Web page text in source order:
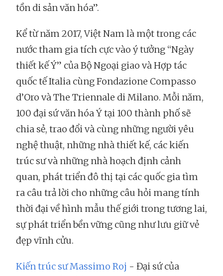
tồn di sản văn hóa”.
Kể từ năm 2017, Việt Nam là một trong các
nước tham gia tích cực vào ý tưởng “Ngày
thiết kế Ý” của Bộ Ngoại giao và Hợp tác
quốc tế Italia cùng Fondazione Compasso
d’Oro và The Triennale di Milano. Mỗi năm,
100 đại sứ văn hóa Ý tại 100 thành phố sẽ
chia sẻ, trao đổi và cùng những người yêu
nghệ thuật, những nhà thiết kế, các kiến
trúc sư và những nhà hoạch định cảnh
quan, phát triển đô thị tại các quốc gia tìm
ra câu trả lời cho những câu hỏi mang tính
thời đại về hình mẫu thế giới trong tương lai,
sự phát triển bền vững cũng như lưu giữ vẻ
đẹp vĩnh cửu.
Kiến trúc sư Massimo Roj - Đại sứ của